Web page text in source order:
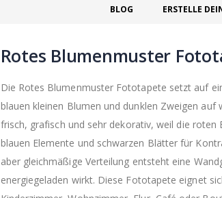
ERSTELLE
BLOG
Rotes Blumenmuster
Die Rotes Blumenmuster Fototapete setzt auf
blauen kleinen Blumen und dunklen Zweigen
frisch, grafisch und sehr dekorativ, weil die
blauen Elemente und schwarzen Blätter für
aber gleichmäßige Verteilung entsteht eine
energiegeladen wirkt. Diese Fototapete eignet